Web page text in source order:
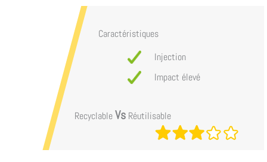
Caractéristiques
Injection
Impact élevé
RecyclableVs Réutilisable